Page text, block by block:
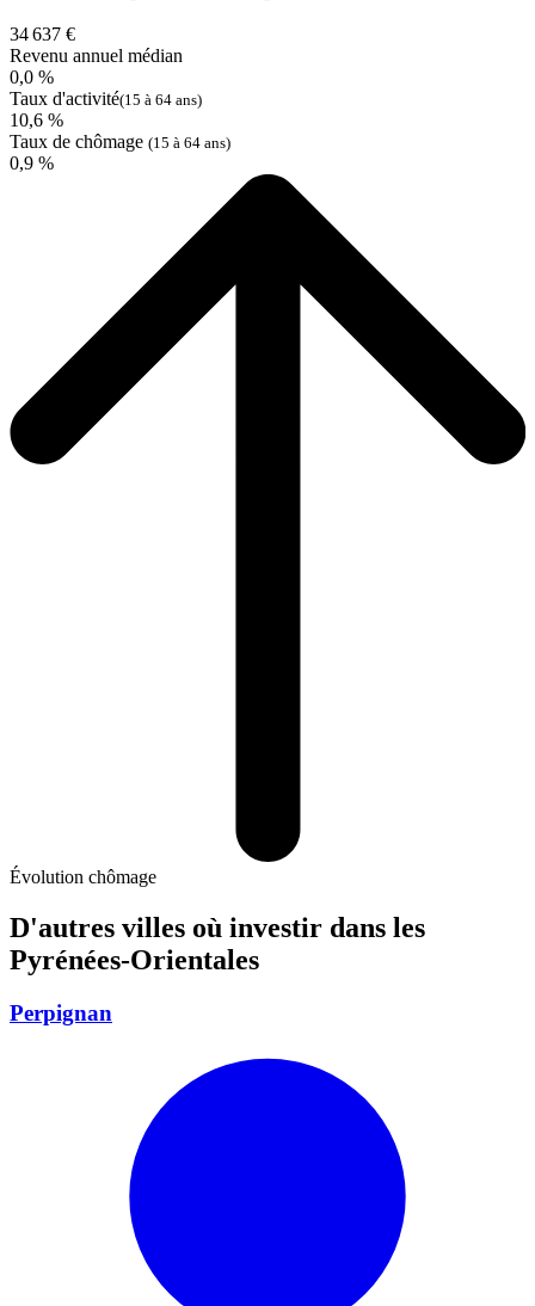
34 637 €
Revenu annuel médian
0,0 %
Taux d'activité(15 à 64 ans)
10,6 %
Taux de chômage (15 à 64 ans)
0,9 %
Évolution chômage
D'autres villes où investir dans les
Pyrénées-Orientales
Perpignan